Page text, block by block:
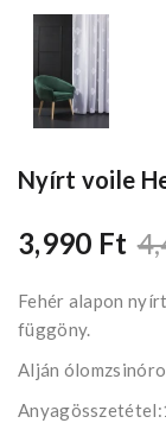
Nyírt voile
3,990 Ft
Fehér alapon
függöny.
Alján